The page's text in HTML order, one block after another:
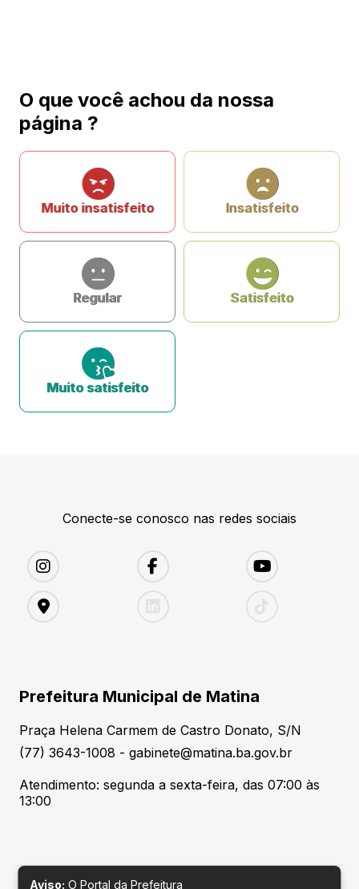
O que você achou da nossa
página ?
Muito insatisfeito Insatisfeito
Regular Satisfeito
Muito satisfeito
Conecte-se conosco nas redes sociais
Prefeitura Municipal de Matina
Praça Helena Carmem de Castro Donato, S/N
(77) 3643-1008 - gabinete@matina.ba.gov.br
Atendimento: segunda a sexta-feira, das 07:00 às
13:00
Aviso: O Portal da Prefeitura